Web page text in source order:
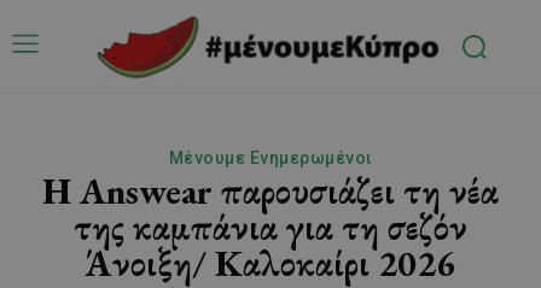
Μένουμε Ενημερωμένοι
Η Answear παρουσιάζει τη νέα
της καμπάνια για τη σεζόν
Άνοιξη/ Καλοκαίρι 2026